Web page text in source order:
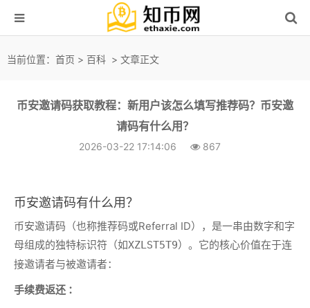
当前位置： 首页 > 百科 > 文章正文
币安邀请码获取教程：新用户该怎么填写推荐码？币安邀
请码有什么用？
2026-03-22 17:14:06 867
币安邀请码有什么用？
币安邀请码（也称推荐码或Referral ID），是一串由数字和字
母组成的独特标识符（如XZLST5T9）。它的核心价值在于连
接邀请者与被邀请者：
手续费返还 ：